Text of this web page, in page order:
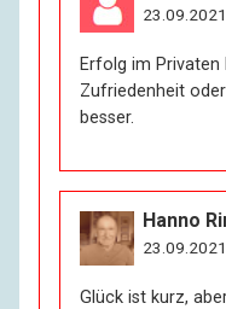
Erfolg im
Zufriedenheit
besser.
Hanno
Glück ist kurz,